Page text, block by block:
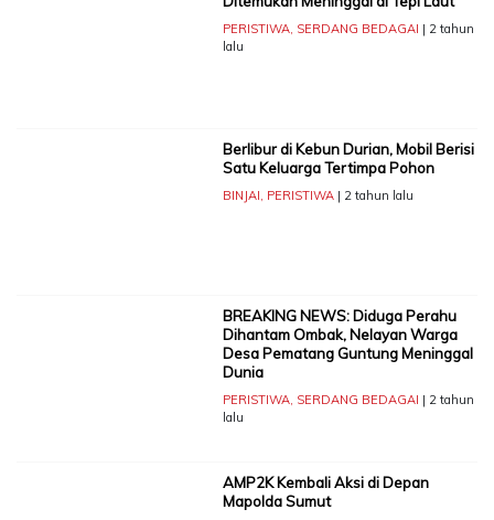
PERISTIWA, SERDANG BEDAGAI | 2 tahun
lalu
Berlibur di Kebun Durian, Mobil Berisi
Satu Keluarga Tertimpa Pohon
BINJAI, PERISTIWA| 2 tahun lalu
BREAKING NEWS: Diduga Perahu
Dihantam Ombak, Nelayan Warga
Desa Pematang Guntung Meninggal
Dunia
PERISTIWA, SERDANG BEDAGAI | 2 tahun
lalu
AMP2K Kembali Aksi di Depan
Mapolda Sumut